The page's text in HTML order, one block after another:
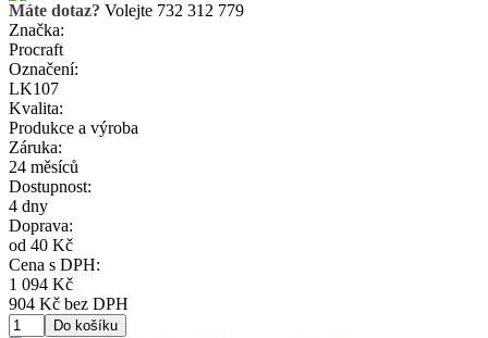
Máte dotaz? Volejte 732 312 779
Značka:
Procraft
Označení:
LK107
Kvalita:
Produkce a výroba
Záruka:
24 měsíců
Dostupnost:
4 dny
Doprava:
od 40 Kč
Cena s DPH:
1 094 Kč
904 Kč bez DPH